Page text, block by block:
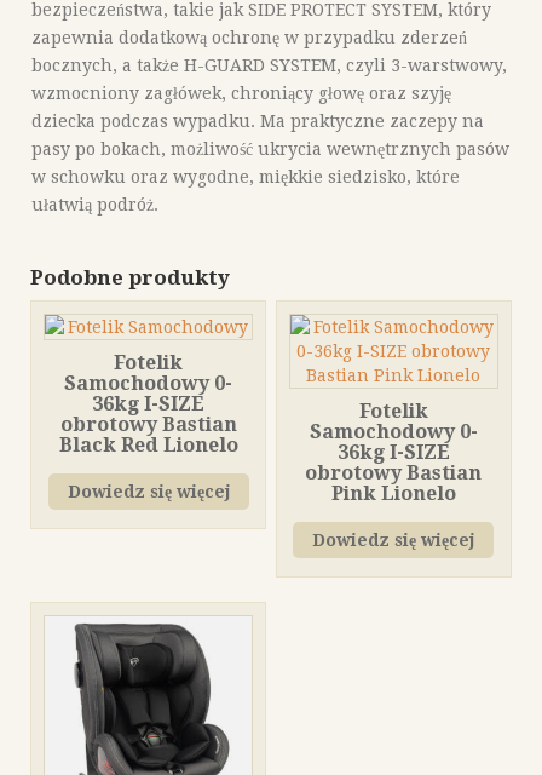
bezpieczeństwa, takie jak SIDE PROTECT SYSTEM, który
zapewnia dodatkową ochronę w przypadku zderzeń
bocznych, a także H-GUARD SYSTEM, czyli 3-warstwowy,
wzmocniony zagłówek, chroniący głowę oraz szyję
dziecka podczas wypadku. Ma praktyczne zaczepy na
pasy po bokach, możliwość ukrycia wewnętrznych pasów
w schowku oraz wygodne, miękkie siedzisko, które
ułatwią podróż.
Podobne produkty
Fotelik
Samochodowy 0-
36kg I-SIZE
obrotowy Bastian
Black Red Lionelo
Dowiedz się więcej
Fotelik
Samochodowy 0-
36kg I-SIZE
obrotowy Bastian
Pink Lionelo
Dowiedz się więcej